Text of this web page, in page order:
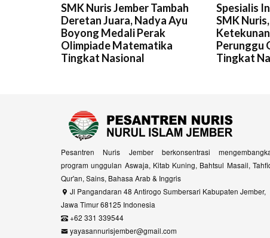
SMK Nuris Jember Tambah
Deretan Juara, Nadya Ayu
Boyong Medali Perak
Olimpiade Matematika
Tingkat Nasional
Spesialis
SMK
Perunggu
Tingkat
Pesantren Nuris Jember berkonsentrasi
program unggulan Aswaja, Kitab Kuning, Bahtsul Masail,
Qur'an, Sains, Bahasa Arab & Inggris
Jl Pangandaran 48 Antirogo Sumbersari Kabupaten Jember,
Jawa Timur 68125 Indonesia
+62 331 339544
yayasannurisjember@gmail.com